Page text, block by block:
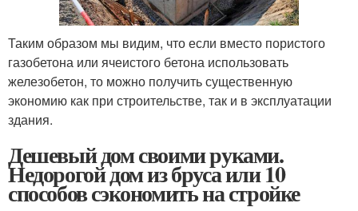
Таким образом мы видим, что если вместо пористого
газобетона или ячеистого бетона использовать
железобетон, то можно получить существенную
экономию как при строительстве, так и в эксплуатации
здания.
Дешевый дом своими руками.
Недорогой дом из бруса или 10
способов сэкономить на стройке